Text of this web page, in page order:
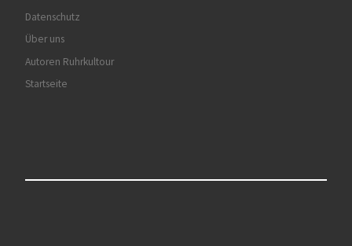
Datenschutz
Über uns
Autoren Ruhrkultour
Startseite